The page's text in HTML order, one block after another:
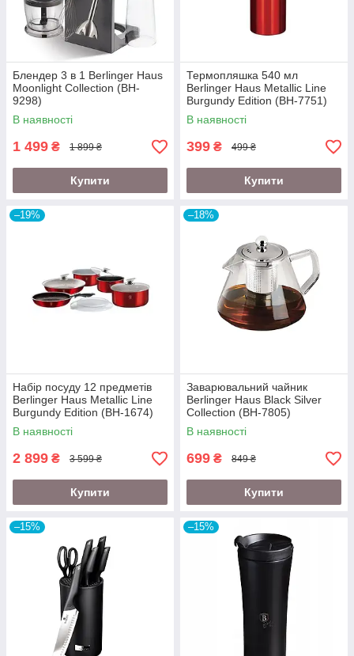
Блендер 3 в 1 Berlinger Haus
Moonlight Collection (BH-
9298)
В наявності
1 499 ₴ 1 899 ₴
Купити
Термопляшка 540 мл
Berlinger Haus Metallic Line
Burgundy Edition (BH-7751)
В наявності
399 ₴ 499 ₴
Купити
–19%
Набір посуду 12 предметів
Berlinger Haus Metallic Line
Burgundy Edition (BH-1674)
В наявності
2 899 ₴ 3 599 ₴
Купити
–18%
Заварювальний чайник
Berlinger Haus Black Silver
Collection (BH-7805)
В наявності
699 ₴ 849 ₴
Купити
–15% –15%